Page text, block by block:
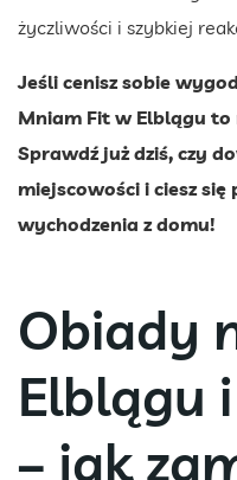
życzliwości i szybkiej
Jeśli cenisz sobie
Mniam Fit w Elblągu to
Sprawdź już dziś, czy
miejscowości i ciesz
wychodzenia z domu!
Obiady
Elblągu
– jak